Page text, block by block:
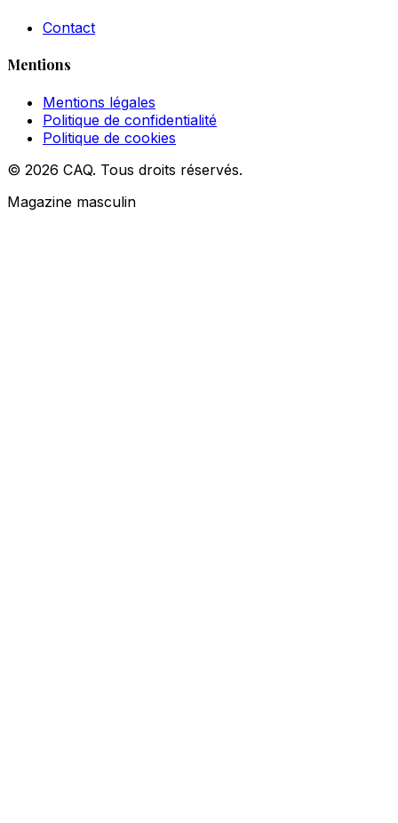
Contact
Mentions
Mentions légales
Politique de confidentialité
Politique de cookies
© 2026 CAQ. Tous droits réservés.
Magazine masculin